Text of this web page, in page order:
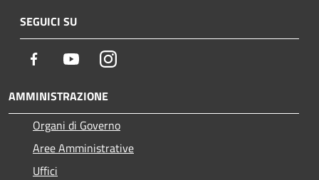
SEGUICI SU
Facebook YoutubeInstagram
AMMINISTRAZIONE
Organi di Governo
Aree Amministrative
Uffici